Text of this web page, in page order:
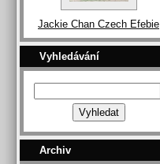
Jackie Chan Czech Efebie
Vyhledávání
Archiv